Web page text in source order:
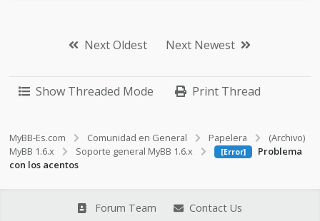
Next Oldest Next Newest
Show Threaded Mode Print Thread
MyBB-Es.com Comunidad en General Papelera
(Archivo)
MyBB 1.6.x
Soporte general MyBB 1.6.x [Error]
Problema
con los acentos
Forum Team
Contact Us